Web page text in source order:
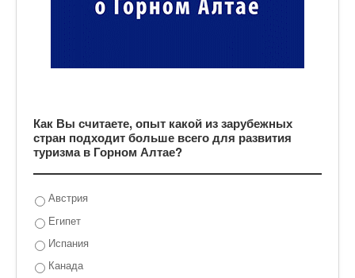
Как Вы считаете, опыт какой из зарубежных
стран подходит больше всего для развития
туризма в Горном Алтае?
Австрия
Египет
Испания
Канада